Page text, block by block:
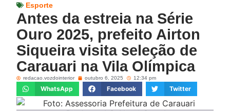
Esporte
Antes da estreia na Série
Ouro 2025, prefeito Airton
Siqueira visita seleção de
Carauari na Vila Olímpica
redacao.vozdointerior outubro 6, 2025 12:34 pm
WhatsApp Facebook Twitter